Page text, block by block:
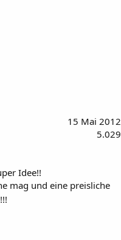
15 Mai 2012
5.029
Idee!!
mag und eine preisliche